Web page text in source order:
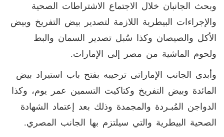
وبحث الجانبان خلال الاجتماع الاشتراطات الصحية
والإجراءات البيطرية اللازمة لتصدير بيض التفريخ وبيض
الأكل والصيصان وكذا سُبل تصدير السمان والبط
ولحوم الماشية من مصر إلى الإمارات.
وأبدى الجانب الإماراتى ترحيبه بفتح باب استيراد بيض
المائدة وبيض التفريخ وكتاكيت التسمين عمر يوم، وكذا
الدواجن المُبـردة والمجمدة وذلك بعد إعتماد الشهادة
الصحية البيطرية والتي سيلتزم بها الجانب المصري.